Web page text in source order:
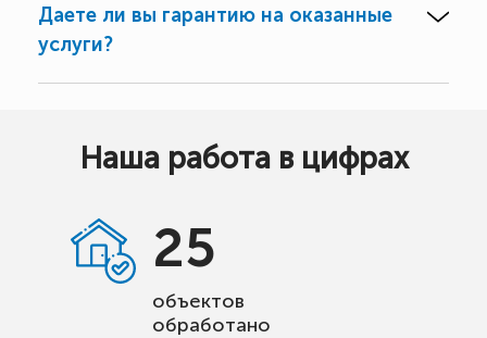
Даете ли вы гарантию на оказанные
услуги?
Наша работа в цифрах
25
объектов
обработано